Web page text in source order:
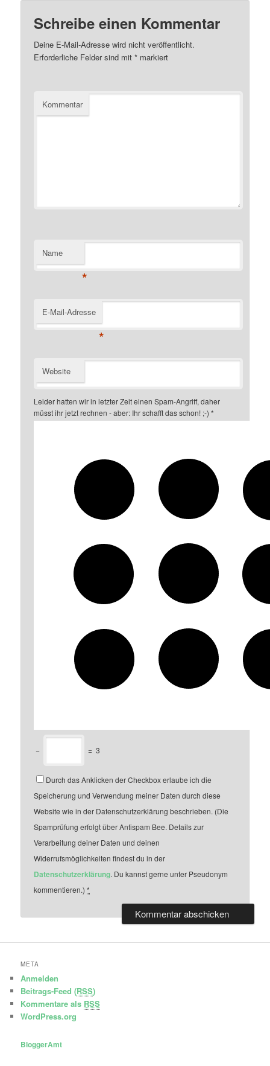
Schreibe einen Kommentar
Deine E-Mail-Adresse wird nicht veröffentlicht.
Erforderliche Felder sind mit* markiert
Kommentar
Name
*
E-Mail-Adresse
*
Website
Leider hatten wir in letzter Zeit einen Spam-Angriff, daher
müsst ihr jetzt rechnen - aber: Ihr schafft das schon! ;-) *
− = 3
Durch das Anklicken der Checkbox erlaube ich die
Speicherung und Verwendung meiner Daten durch diese
Website wie in der Datenschutzerklärung beschrieben. (Die
Spamprüfung erfolgt über Antispam Bee. Details zur
Verarbeitung deiner Daten und deinen
Widerrufsmöglichkeiten findest du in der
Datenschutzerklärung. Du kannst gerne unter Pseudonym
kommentieren.)*
META
Anmelden
Beitrags-Feed (RSS)
Kommentare als RSS
WordPress.org
BloggerAmt